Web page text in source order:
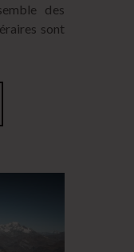
des
sont